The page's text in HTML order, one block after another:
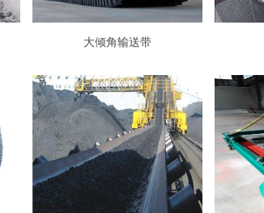
大倾角输送带